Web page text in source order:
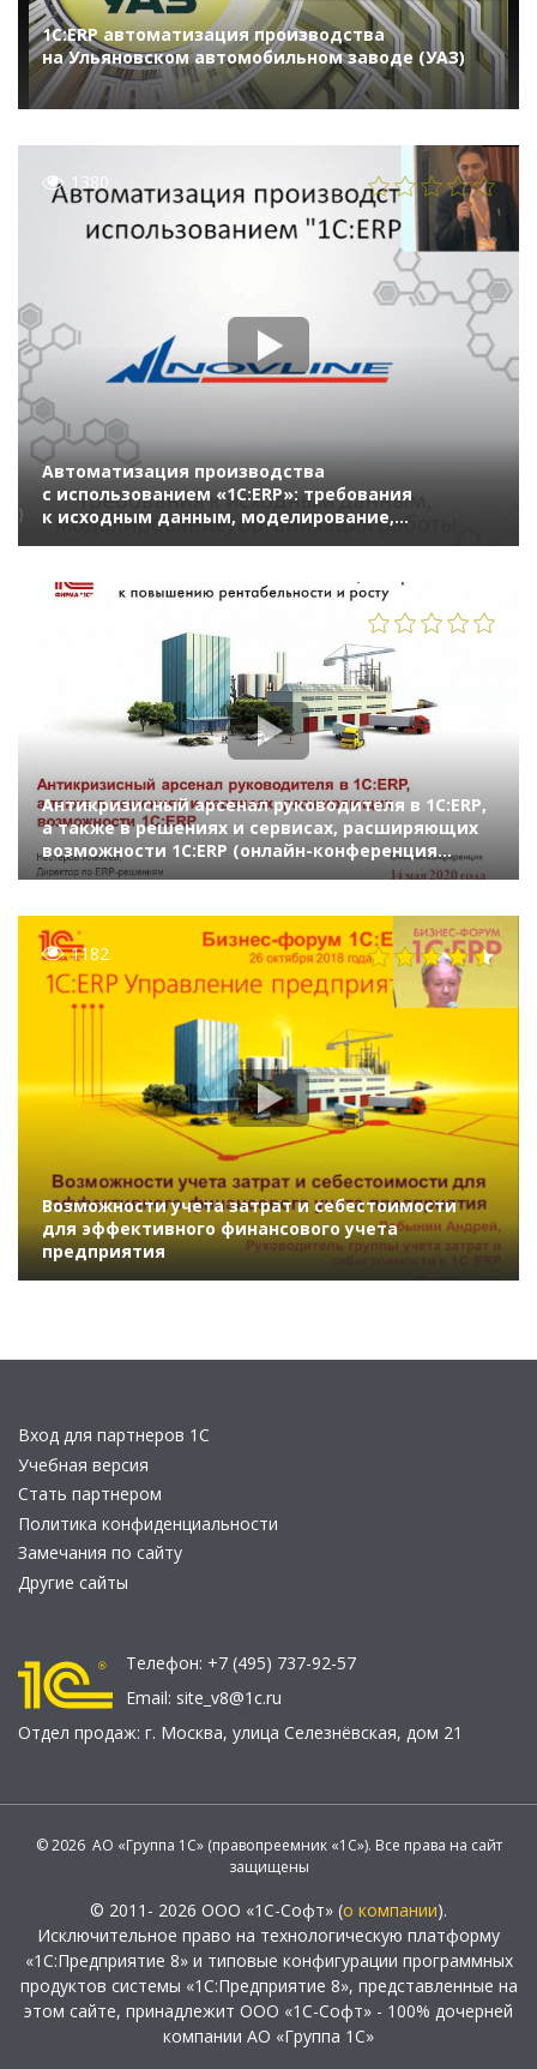
1С:ERP автоматизация производства
на Ульяновском автомобильном заводе (УАЗ)
1380
Автоматизация производства
с использованием «1С:ERP»: требования
к исходным данным, моделирование,
Антикризисный арсенал руководителя в 1С:ERP,
а также в решениях и сервисах, расширяющих
возможности 1С:ERP (онлайн-конференция
"1С:ERP в облаках" 14 мая 2020 г., Нестеров
1182
Возможности учета затрат и себестоимости
для эффективного финансового учета
предприятия
Вход для партнеров 1С
Учебная версия
Стать партнером
Политика конфиденциальности
Замечания по сайту
Другие сайты
Телефон: +7 (495) 737-92-57
Email: site_v8@1c.ru
Отдел продаж: г. Москва, улица Селезнёвская, дом 21
© 2026 АО «Группа 1С» (правопреемник «1С»). Все права на сайт
защищены
© 2011- 2026 ООО «1С-Софт» (о компании).
Исключительное право на технологическую платформу
«1С:Предприятие 8» и типовые конфигурации программных
продуктов системы «1С:Предприятие 8», представленные на
этом сайте, принадлежит ООО «1С-Софт» - 100% дочерней
компании АО «Группа 1С»